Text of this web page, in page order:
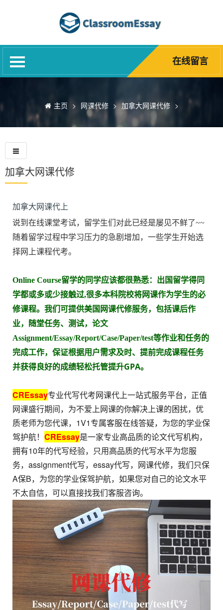
网课代修
Blog
关于我们
常见问题
在线留言
主页 > 网课代修 > 加拿大网课代修 >
加拿大网课代修
加拿大网课代上
说到在线课堂考试，留学生们对此已经是屡见不鲜了~~
随着留学过程中学习压力的急剧增加，一些学生开始选
择网上课程代考。
Online Course留学的同学应该都很熟悉：出国留学得同
学都或多或少接触过,很多本科院校将网课作为学生的必
修课程。我们可提供美国网课代修服务，包括课后作
业，随堂任务、测试，论文
Assignment/Essay/Report/Case/Paper/test等作业和任务的
完成工作，保证根据用户需求及时、提前完成课程任务
并获得良好的成绩轻松托管提升GPA。
CREssay专业代写代考网课代上一站式服务平台，正值
网课盛行期间，为不爱上网课的你解决上课的困扰，优
质老师为您代课，1V1专属客服在线答疑，为您的学业保
驾护航！ CREssay是一家专业高品质的论文代写机构，
拥有10年的代写经验，只用高品质的代写水平为您服
务，assignment代写，essay代写，网课代修，我们只保
A保B，为您的学业保驾护航，如果您对自己的论文水平
不太自信，可以直接找我们客服咨询。